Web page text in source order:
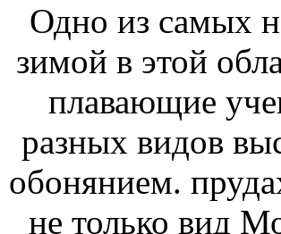
Одно из самых
зимой в этой
плавающие
разных видов
обонянием.
не только вид